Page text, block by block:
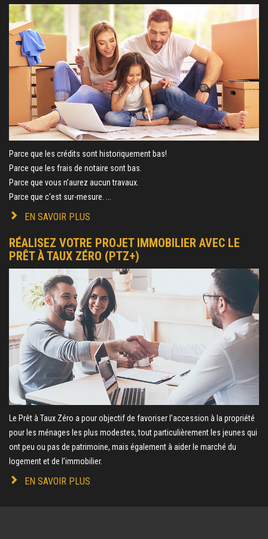
Parce que les crédits sont historiquement bas!
Parce que les frais de notaire sont bas.
Parce que vous n’aurez aucun travaux.
Parce que c'est sur-mesure. ...
EN SAVOIR PLUS
RÉALISEZ VOTRE PROJET IMMOBILIER AVEC LE
PRÊT À TAUX ZÉRO (PTZ+)
Le Prêt à Taux Zéro a pour objectif de favoriser l’accession à la propriété
pour les ménages les plus modestes, tout particulièrement les jeunes qui
ont peu ou pas de patrimoine, mais également à aider le marché du
logement et de l’immobilier.
EN SAVOIR PLUS